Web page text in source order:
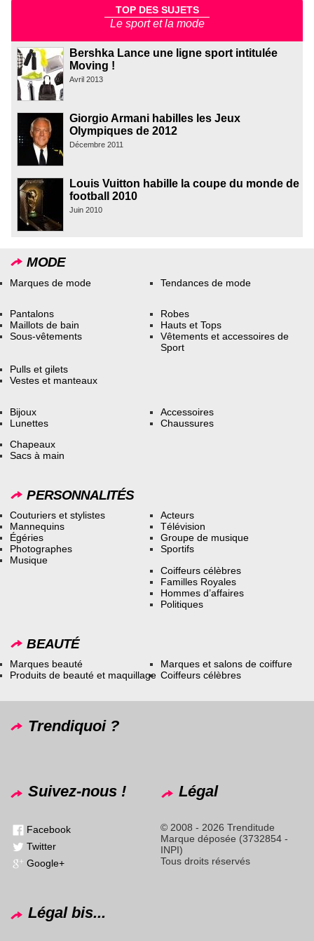
TOP DES SUJETS
Le sport et la mode
Bershka Lance une ligne sport intitulée
Moving !
Avril 2013
Giorgio Armani habilles les Jeux
Olympiques de 2012
Décembre 2011
Louis Vuitton habille la coupe du monde de
football 2010
Juin 2010
MODE
Marques de mode Tendances de mode
Pantalons
Maillots de bain
Sous-vêtements
Robes
Hauts et Tops
Vêtements et accessoires de
Sport
Pulls et gilets
Vestes et manteaux
Bijoux
Lunettes
Accessoires
Chaussures
Chapeaux
Sacs à main
PERSONNALITÉS
Couturiers et stylistes
Mannequins
Égéries
Photographes
Musique
Acteurs
Télévision
Groupe de musique
Sportifs
Coiffeurs célèbres
Familles Royales
Hommes d’affaires
Politiques
BEAUTÉ
Marques beauté
Produits de beauté et maquillage
Marques et salons de coiffure
Coiffeurs célèbres
Trendiquoi ?
Suivez-nous !
Facebook
Twitter
Google+
Légal
© 2008 - 2026 Trenditude
Marque déposée (3732854 -
INPI)
Tous droits réservés
Légal bis...